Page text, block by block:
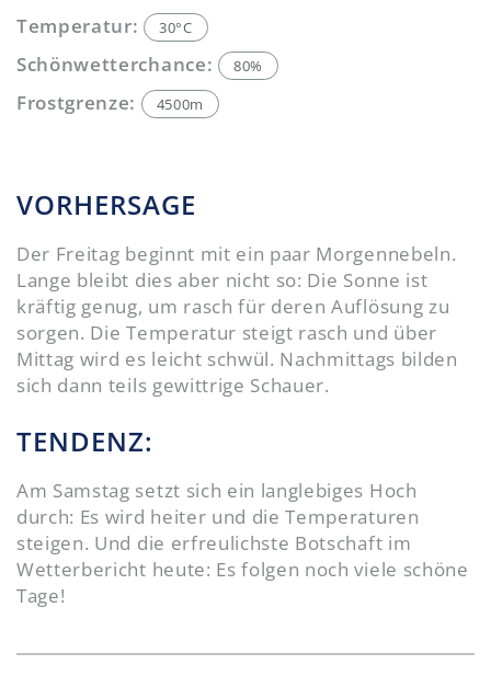
Temperatur: 30°C
Schönwetterchance: 80%
Frostgrenze: 4500m
VORHERSAGE
Der Freitag beginnt mit ein paar Morgennebeln.
Lange bleibt dies aber nicht so: Die Sonne ist
kräftig genug, um rasch für deren Auflösung zu
sorgen. Die Temperatur steigt rasch und über
Mittag wird es leicht schwül. Nachmittags bilden
sich dann teils gewittrige Schauer.
TENDENZ:
Am Samstag setzt sich ein langlebiges Hoch
durch: Es wird heiter und die Temperaturen
steigen. Und die erfreulichste Botschaft im
Wetterbericht heute: Es folgen noch viele schöne
Tage!